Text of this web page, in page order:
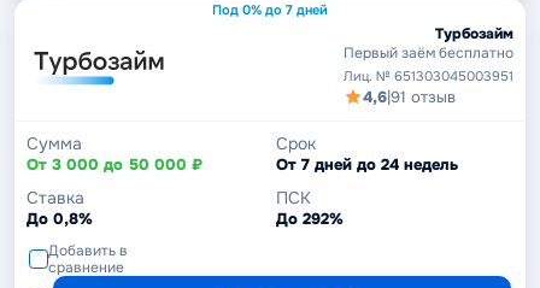
Под 0% до 7 дней
Турбозайм
Первый заём бесплатно
Лиц. № 651303045003951
4,6|91 отзыв
Сумма
От 3 000 до 50 000 ₽
Срок
От 7 дней до 24 недель
Ставка
До 0,8%
ПСК
До 292%
Добавить в
сравнение